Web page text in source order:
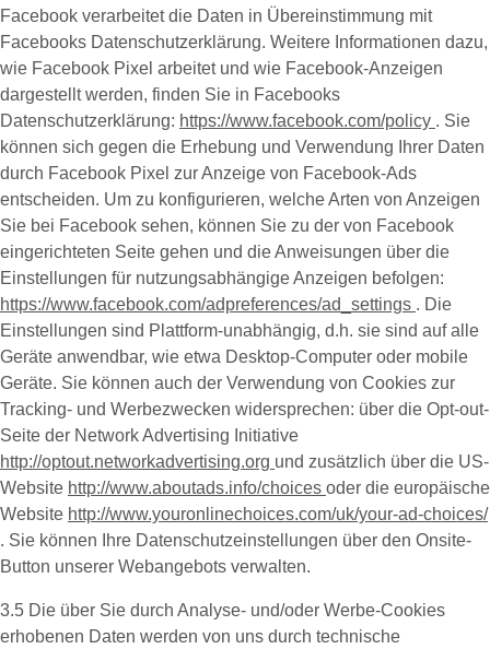
Facebook verarbeitet die Daten in Übereinstimmung mit
Facebooks Datenschutzerklärung. Weitere Informationen dazu,
wie Facebook Pixel arbeitet und wie Facebook-Anzeigen
dargestellt werden, finden Sie in Facebooks
Datenschutzerklärung: https://www.facebook.com/policy . Sie
können sich gegen die Erhebung und Verwendung Ihrer Daten
durch Facebook Pixel zur Anzeige von Facebook-Ads
entscheiden. Um zu konfigurieren, welche Arten von Anzeigen
Sie bei Facebook sehen, können Sie zu der von Facebook
eingerichteten Seite gehen und die Anweisungen über die
Einstellungen für nutzungsabhängige Anzeigen befolgen:
https://www.facebook.com/adpreferences/ad_settings . Die
Einstellungen sind Plattform-unabhängig, d.h. sie sind auf alle
Geräte anwendbar, wie etwa Desktop-Computer oder mobile
Geräte. Sie können auch der Verwendung von Cookies zur
Tracking- und Werbezwecken widersprechen: über die Opt-out-
Seite der Network Advertising Initiative
http://optout.networkadvertising.org und zusätzlich über die US-
Website http://www.aboutads.info/choices oder die europäische
Website http://www.youronlinechoices.com/uk/your-ad-choices/
. Sie können Ihre Datenschutzeinstellungen über den Onsite-
Button unserer Webangebots verwalten.
3.5 Die über Sie durch Analyse- und/oder Werbe-Cookies
erhobenen Daten werden von uns durch technische